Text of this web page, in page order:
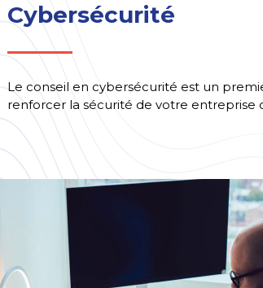
Cybersécurité
Le conseil en cybersécurité est un
renforcer la sécurité de votre entreprise